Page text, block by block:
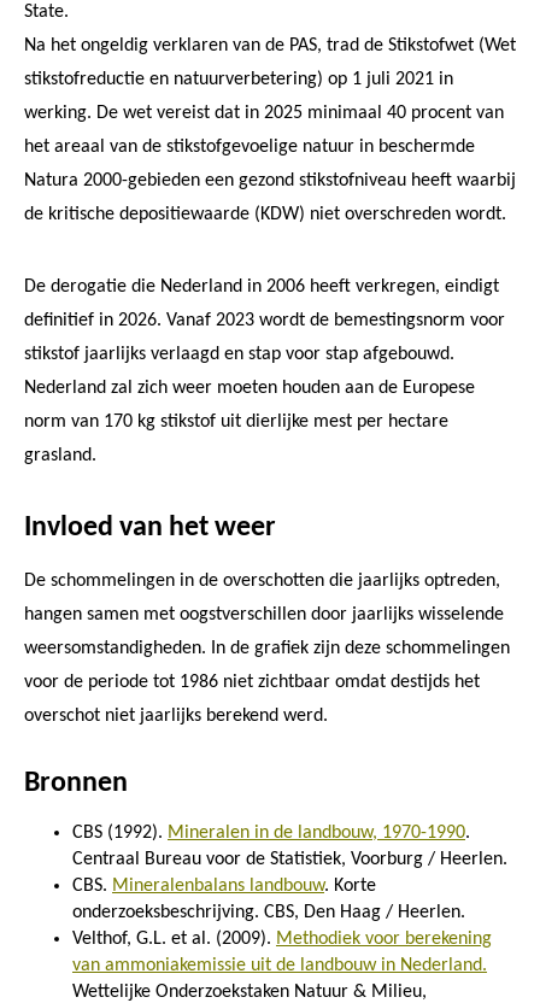
State.
Na het ongeldig verklaren van de PAS, trad de Stikstofwet (Wet
stikstofreductie en natuurverbetering) op 1 juli 2021 in
werking. De wet vereist dat in 2025 minimaal 40 procent van
het areaal van de stikstofgevoelige natuur in beschermde
Natura 2000-gebieden een gezond stikstofniveau heeft waarbij
de kritische depositiewaarde (KDW) niet overschreden wordt.
De derogatie die Nederland in 2006 heeft verkregen, eindigt
definitief in 2026. Vanaf 2023 wordt de bemestingsnorm voor
stikstof jaarlijks verlaagd en stap voor stap afgebouwd.
Nederland zal zich weer moeten houden aan de Europese
norm van 170 kg stikstof uit dierlijke mest per hectare
grasland.
Invloed van het weer
De schommelingen in de overschotten die jaarlijks optreden,
hangen samen met oogstverschillen door jaarlijks wisselende
weersomstandigheden. In de grafiek zijn deze schommelingen
voor de periode tot 1986 niet zichtbaar omdat destijds het
overschot niet jaarlijks berekend werd.
Bronnen
CBS (1992). Mineralen in de landbouw, 1970-1990.
Centraal Bureau voor de Statistiek, Voorburg / Heerlen.
CBS. Mineralenbalans landbouw. Korte
onderzoeksbeschrijving. CBS, Den Haag / Heerlen.
Velthof, G.L. et al. (2009). Methodiek voor berekening
van ammoniakemissie uit de landbouw in Nederland.
Wettelijke Onderzoekstaken Natuur & Milieu,